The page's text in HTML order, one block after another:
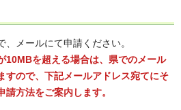
メールにて申請ください。
10MBを超える場合は、県でのメール
すので、下記メールアドレス宛てにそ
方法をご案内します。